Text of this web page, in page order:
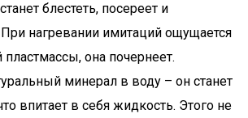
блестеть, посереет и
нагревании имитаций ощущается
пластмассы, она почернеет.
минерал в воду – он станет
впитает в себя жидкость. Этого не